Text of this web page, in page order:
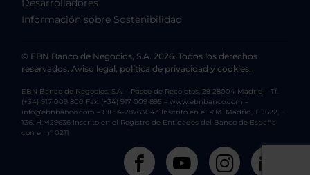
Desarrolladores
Información sobre Sostenibilidad
© EBN Banco de Negocios, S.A. 2026. Todos los derechos
reservados. Aviso legal, política de privacidad y cookies.
EBN Banco de Negocios, S.A. – Paseo de Recoletos, 29 28004 Madrid – Tf.
(+34) 917 009 800 Fax. (+34) 917 009 895 – www.ebnbanco.com –
info@ebnbanco.com – CIF: A-28763043 Inscrito en el R.M. Madrid, T. 1622, F.
136, H.M29636 Inscrito en el Registro de Entidades del Banco de España
con el nº 0211